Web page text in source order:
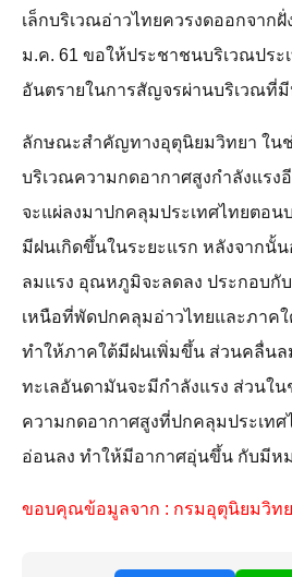
เล็กบริเวณอ่าวไทยควรงดออกจาก
ม.ค. 61 ขอให้ประชาชนบริเวณประ
อันตรายในการสัญจรผ่านบริเวณที่
ลักษณะสำคัญทางอุตุนิยมวิทยา ในช่
บริเวณความกดอากาศสูงกำลังแรง
จะแผ่ลงมาปกคลุมประเทศไทยตอน
มีฝนเกิดขึ้นในระยะแรก หลังจากนั้
ลมแรง อุณหภูมิจะลดลง ประกอบกั
เหนือที่พัดปกคลุมอ่าวไทยและภาค
ทำให้ภาคใต้มีฝนเพิ่มขึ้น ส่วนคลื่นล
ทะเลอันดามันจะมีกำลังแรง ส่วนใน
ความกดอากาศสูงที่ปกคลุมประเทศ
อ่อนลง ทำให้มีอากาศอุ่นขึ้น กับมีห
ขอบคุณข้อมูลจาก : กรมอุตุนิยมวิท